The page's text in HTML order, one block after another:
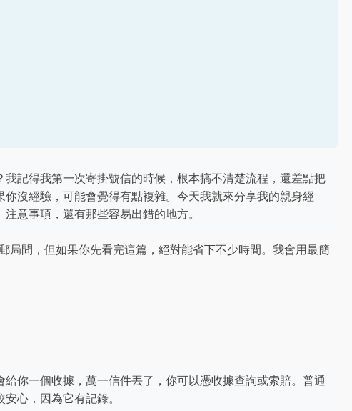
記得我第一次寄掛號信的時候，根本搞不清楚流程，還差點把
沒經驗，可能會覺得有點複雜。今天我就來分享我的親身經
意事項，還有那些容易出錯的地方。
局問，但如果你先看完這篇，絕對能省下不少時間。我會用最簡
你一個收據，萬一信件丟了，你可以憑收據查詢或索賠。普通
心，因為它有記錄。